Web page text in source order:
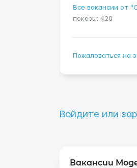
Все вакансии от
показы: 420
Пожаловаться на
Войдите или
Вакансии